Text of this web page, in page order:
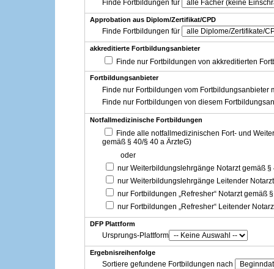
Finde Fortbildungen für
Approbation aus Diplom/Zertifikat/CPD
Finde Fortbildungen für
akkreditierte Fortbildungsanbieter
Finde nur Fortbildungen von akkreditierten
Fortbildungsanbieter
Finde nur Fortbildungen vom Fortbildungsanbieter
Finde nur Fortbildungen von diesem
Notfallmedizinische Fortbildungen
Finde alle notfallmedizinischen Fort- und
gemäß § 40/§ 40 a ÄrzteG)
oder
nur Weiterbildungslehrgänge Notarzt gemäß §
nur Weiterbildungslehrgänge Leitender
nur Fortbildungen „Refresher“ Notarzt gemäß
nur Fortbildungen „Refresher“ Leitender
DFP Plattform
Ursprungs-Plattform
Ergebnisreihenfolge
Sortiere gefundene Fortbildungen nach